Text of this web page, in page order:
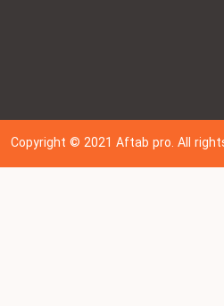
Copyright © 202 1Aftab pro. All